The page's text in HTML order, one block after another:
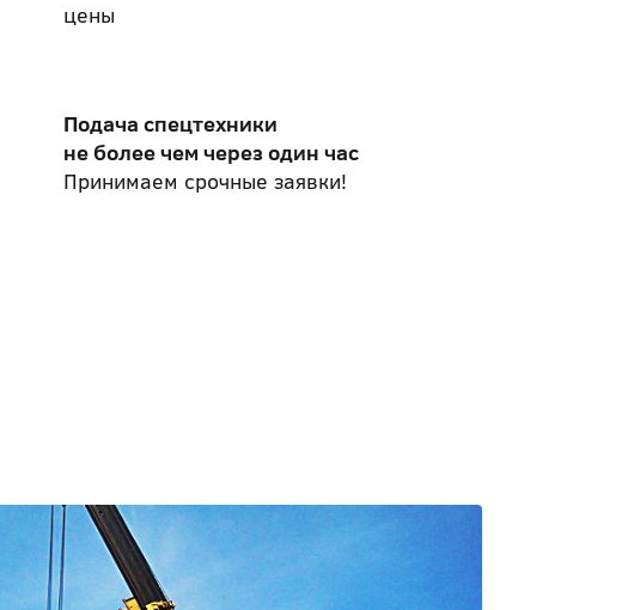
цены
Подача спецтехники
не более чем через один час
Принимаем срочные заявки!